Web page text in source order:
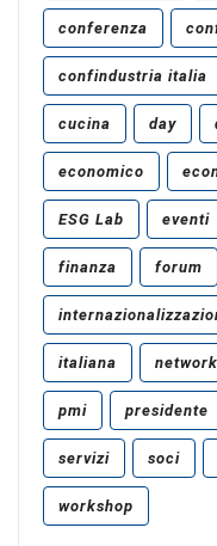
conferenza
confindustria italia
cucina day
economico
ESG Lab eventi
finanza forum
italiana
pmi presidente
servizi soci
workshop